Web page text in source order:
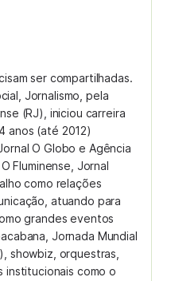
ser compartilhadas.
Jornalismo, pela
(RJ), iniciou carreira
anos (até 2012)
O Globo e Agência
Fluminense, Jornal
como relações
atuando para
grandes eventos
Jornada Mundial
showbiz, orquestras,
institucionais como o